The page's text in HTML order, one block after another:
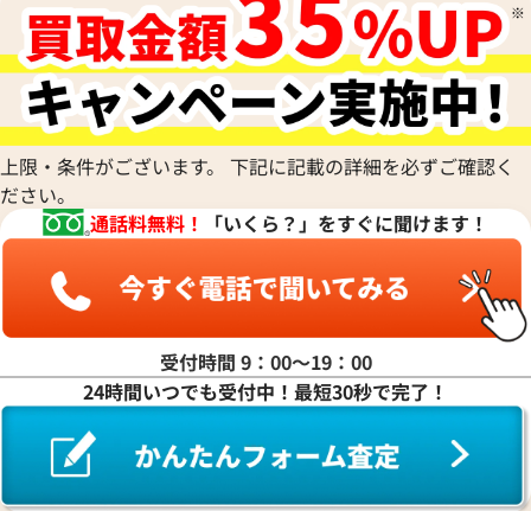
上限・条件がございます。 下記に記載の詳細を必ずご確認く
ださい。
通話料無料！
「いくら？」をすぐに聞けます！
受付時間 9：00〜19：00
24時間いつでも受付中！最短30秒で完了！